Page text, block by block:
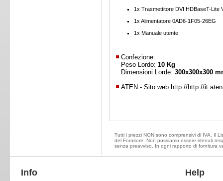
1x Trasmettitore DVI HDBaseT-Lite
1x Alimentatore 0AD6-1F05-26EG
1x Manuale utente
Confezione:
Peso Lordo: 10 Kg
Dimensioni Lorde:300x300x300
ATEN - Sito web:http://http://
Tutti i prezzi NON sono comprensivi di IVA. Il
del Fornitore. Non possiamo essere ritenuti
senza preavviso. In ogni rapporto di fornitura
Info Help